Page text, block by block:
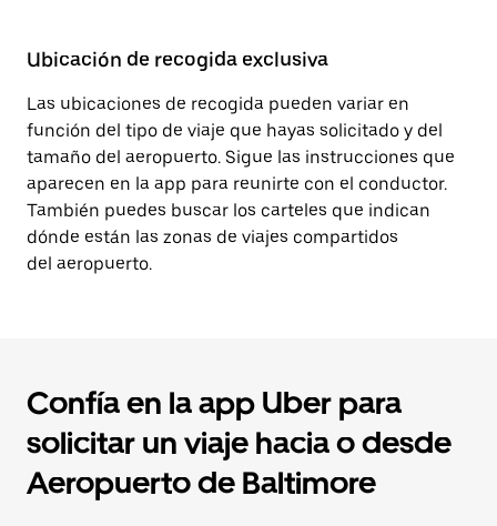
Ubicación de recogida exclusiva
Las ubicaciones de recogida pueden variar en
función del tipo de viaje que hayas solicitado y del
tamaño del aeropuerto. Sigue las instrucciones que
aparecen en la app para reunirte con el conductor.
También puedes buscar los carteles que indican
dónde están las zonas de viajes compartidos
del aeropuerto.
Confía en la app Uber para
solicitar un viaje hacia o desde
Aeropuerto de Baltimore